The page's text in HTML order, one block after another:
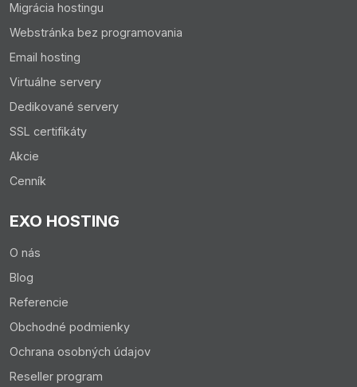
Migrácia hostingu
Webstránka bez programovania
Email hosting
Virtuálne servery
Dedikované servery
SSL certifikáty
Akcie
Cenník
EXO HOSTING
O nás
Blog
Referencie
Obchodné podmienky
Ochrana osobných údajov
Reseller program